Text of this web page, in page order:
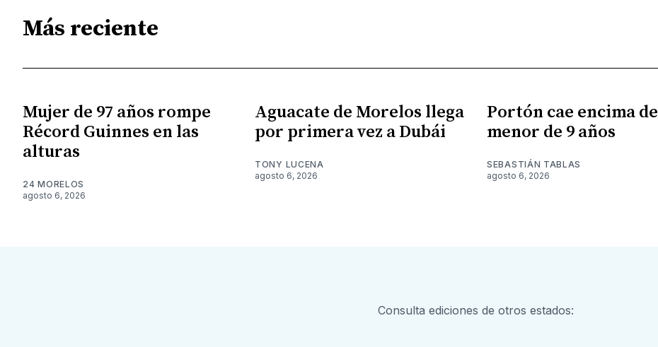
Más reciente
Mujer de 97 años rompe
Récord Guinnes en las
alturas
24 MORELOS
agosto 6, 2026
Aguacate de Morelos llega
por primera vez a Dubái
TONY LUCENA
agosto 6, 2026
Portón cae encima de
menor de 9 años
SEBASTIÁN TABLAS
agosto 6, 2026
Consulta ediciones de otros estados: